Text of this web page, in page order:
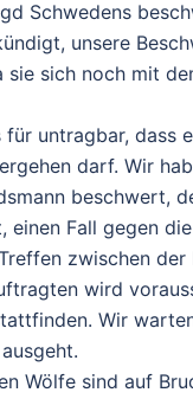
Schwedens
unsere
sie sich noch mit
untragbar, dass
darf. Wir
beschwert,
einen Fall gegen
zwischen der
wird
Wir
Wölfe sind auf